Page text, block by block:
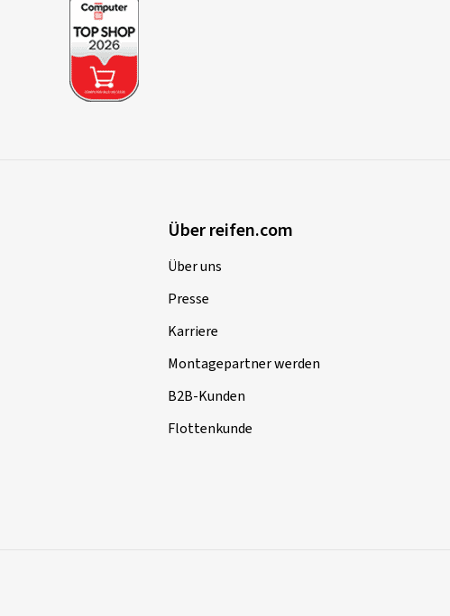
Über reifen.com
Über uns
Presse
Karriere
Montagepartner werden
B2B-Kunden
Flottenkunde